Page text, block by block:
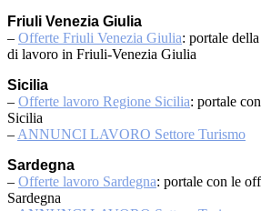
Friuli Venezia Giulia
– Offerte Friuli Venezia Giulia: portale
di lavoro in Friuli-Venezia Giulia
Sicilia
– Offerte lavoro Regione Sicilia: portale
Sicilia
– ANNUNCI LAVORO Settore Turismo
Sardegna
– Offerte lavoro Sardegna: portale con le
Sardegna